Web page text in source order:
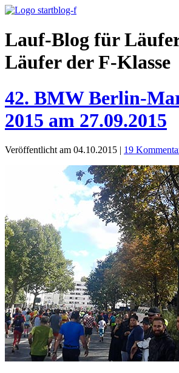
Lauf-Blog für
Läufer der F-Klasse
42. BMW Berlin-
2015 am 27.09.2015
Veröffentlicht am 04.10.2015 | 19